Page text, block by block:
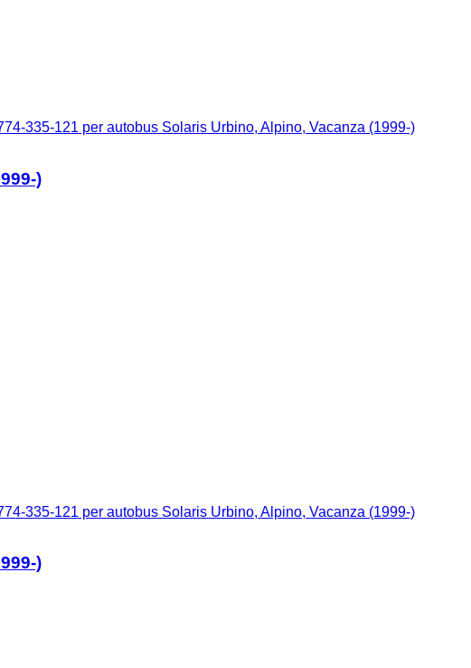
335-121 per autobus Solaris Urbino, Alpino, Vacanza (1999-)
)
335-121 per autobus Solaris Urbino, Alpino, Vacanza (1999-)
)